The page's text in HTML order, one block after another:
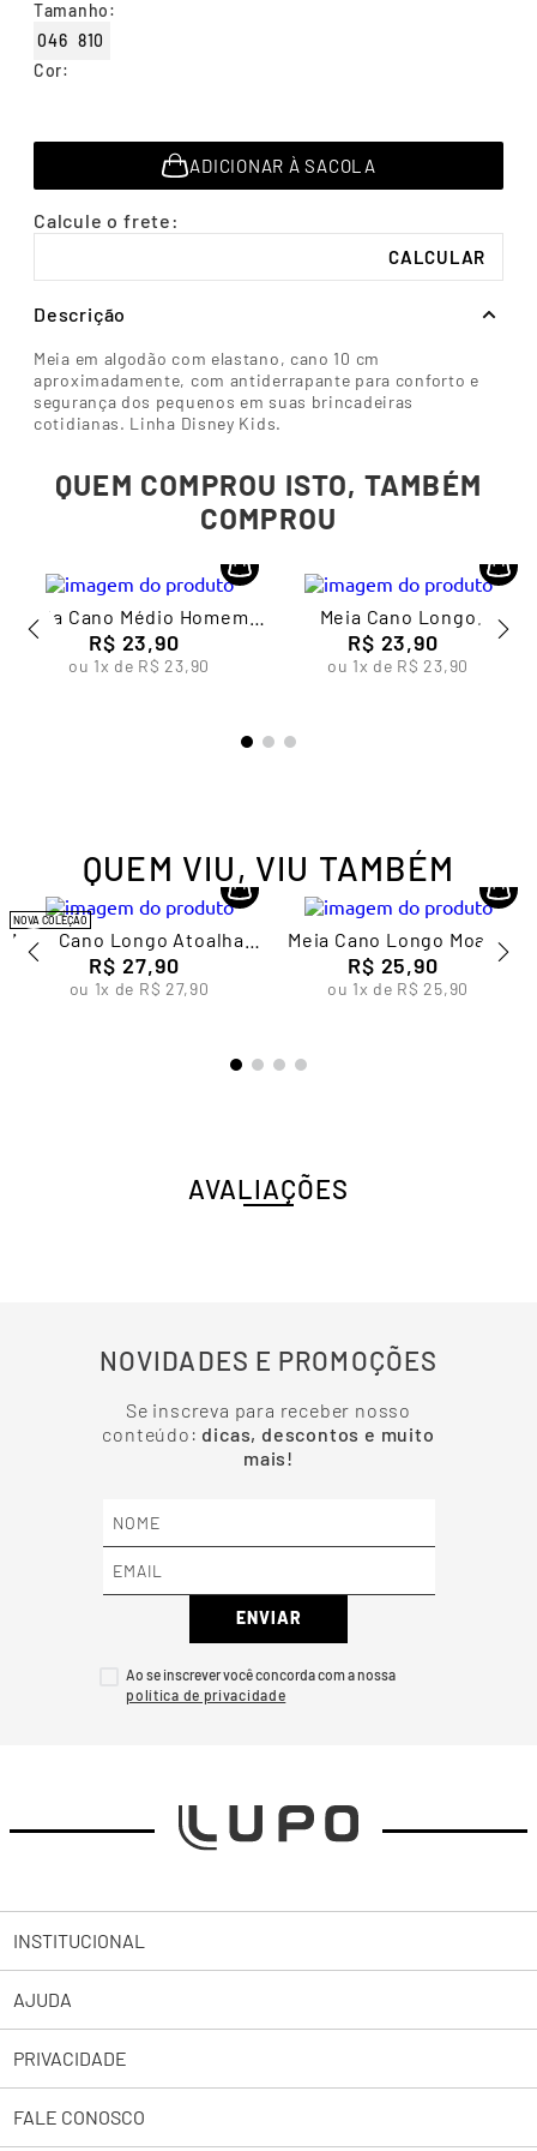
Cor:
Tamanho:
046 810
ADICIONAR À SACOLA
Descrição
Meia em algodão com elastano, cano 10 cm
aproximadamente, com antiderrapante para conforto e
segurança dos pequenos em suas brincadeiras
cotidianas. Linha Disney Kids.
QUEM COMPROU ISTO, TAMBÉM
COMPROU
Meia Cano Médio Homem-
Aranha Infantil Masculina
Lupo
R$ 23,90
ou 1x de R$ 23,90
Meia Cano Longo
Divertidamente Infantil
Unissex Lupo
R$ 23,90
ou 1x de R$ 23,90
QUEM VIU, VIU TAMBÉM
NOVA COLEÇÃO
Meia Cano Longo Atoalhada
Feminina Lupo
R$ 27,90
ou 1x de R$ 27,90
Meia Cano Longo Moana
Infantil Feminina Lupo
R$ 25,90
ou 1x de R$ 25,90
AVALIAÇÕES
NOVIDADES E PROMOÇÕES
Se inscreva para receber nosso
conteúdo: dicas, descontos e muito
mais!
ENVIAR
Ao se inscrever você concorda com a nossa
INSTITUCIONAL
Sobre a Lupo
Trabalhe Conosco
Lojas
AJUDA
Abrir uma Solicitação
2ª Via de Boleto Pessoas Jurídicas
PRIVACIDADE
Política de Privacidade
FALE CONOSCO
10º meia masculina